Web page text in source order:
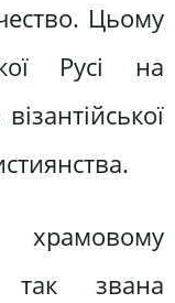
Цьому
Русі на
так звана